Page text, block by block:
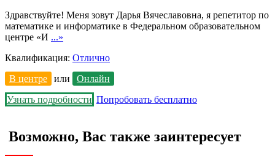
Здравствуйте! Меня зовут Дарья Вячеславовна, я репетитор по
математике и информатике в Федеральном образовательном
центре «И ...»
Квалификация: Отлично
В центре
или
Онлайн
Узнать подробности Попробовать бесплатно
Возможно, Вас также заинтересует